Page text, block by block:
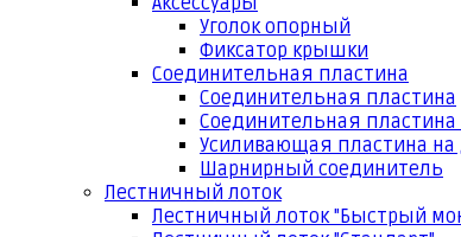
Уголок опорный
Фиксатор крышки
Соединительная пластина
Соединительная пластина
Соединительная
Усиливающая пластина на
Шарнирный соединитель
Лестничный лоток
Лестничный лоток "Быстрый